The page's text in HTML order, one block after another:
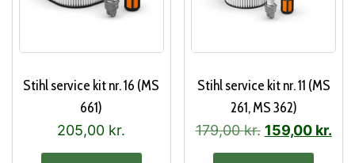
Stihl service kit nr. 16 (MS
661)
205,00 kr.
Stihl service kit nr. 11 (MS
261, MS 362)
179,00kr. Den
oprindelige
159,00 kr.